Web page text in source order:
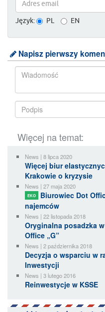
Język: PL EN
Napisz pierwszy
Więcej na temat:
News | 8 lipca 2020
Więcej biur
Krakowie o kryzysie
News | 27 maja 2020
EKO
Biurowiec Dot
najemców
News | 22 listopada 2018
Oryginalna posadzka
Office „G”
News | 2 października 2018
Decyzja o wsparciu w
Inwestycji
News | 3 lutego 2016
Reinwestycje w KSSE